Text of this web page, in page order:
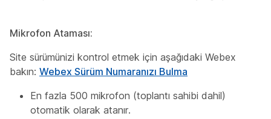
Mikrofon Ataması:
Site sürümünizi kontrol etmek için aşağıdaki Webex
bakın: Webex Sürüm Numaranızı Bulma
En fazla 500 mikrofon (toplantı sahibi dahil)
otomatik olarak atanır.